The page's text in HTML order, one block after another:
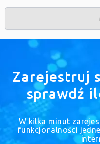
Zarejestruj
sprawdź
W kilka minut
funkcjonalności